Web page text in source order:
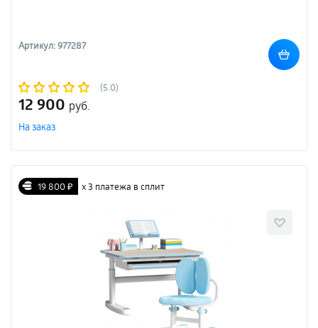
Артикул: 977287
(5.0)
12 900 руб.
На заказ
19 800 ₽ х 3 платежа в сплит